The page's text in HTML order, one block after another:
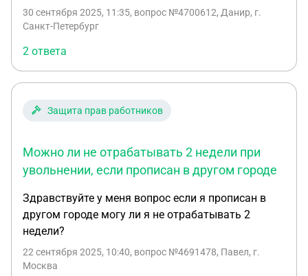
открытием, сейчас работодатель требует чтобы я
уволиться по статье, чего мне ожидать и
возможно ли обойтись без статьи?
30 сентября 2025, 11:35, вопрос №4700612, Данир, г.
Санкт-Петербург
2 ответа
Защита прав работников
Можно ли не отрабатывать 2 недели при
увольнении, если прописан в другом городе
Здравствуйте у меня вопрос если я прописан в
другом городе могу ли я не отрабатывать 2
недели?
22 сентября 2025, 10:40, вопрос №4691478, Павел, г.
Москва